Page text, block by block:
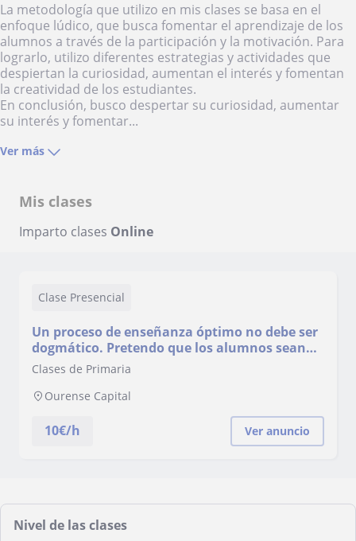
La metodología que utilizo en mis clases se basa en el
enfoque lúdico, que busca fomentar el aprendizaje de los
alumnos a través de la participación y la motivación. Para
lograrlo, utilizo diferentes estrategias y actividades que
despiertan la curiosidad, aumentan el interés y fomentan
la creatividad de los estudiantes.
En conclusión, busco despertar su curiosidad, aumentar
su interés y fomentar...
Ver más
Mis clases
Imparto clases Online
Clase Presencial
Un proceso de enseñanza óptimo no debe ser
dogmático. Pretendo que los alumnos sean
los protagonistas de su aprendizaje
Clases de Primaria
Ourense Capital
10€/h Ver anuncio
Nivel de las clases